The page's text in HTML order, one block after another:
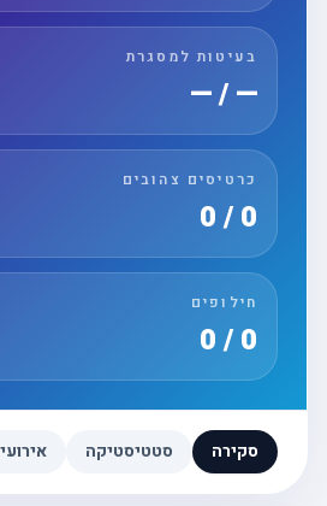
בעיטות למסגרת
— / —
כרטיסים צהובים
חילופים
סקירה סטטיסטיקה אירועים